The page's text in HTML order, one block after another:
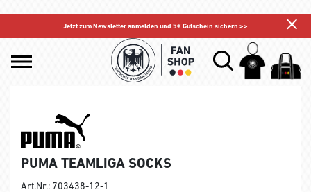
Jetzt zum Newsletter anmelden und 5€ Gutschein sichern >>
PUMA TEAMLIGA SOCKS
Art.Nr.: 703438-12-1